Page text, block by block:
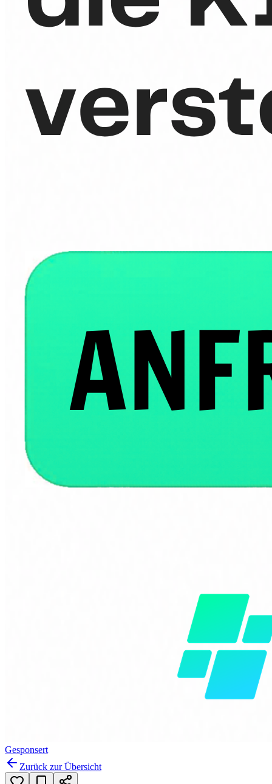
Gesponsert
Zurück zur Übersicht